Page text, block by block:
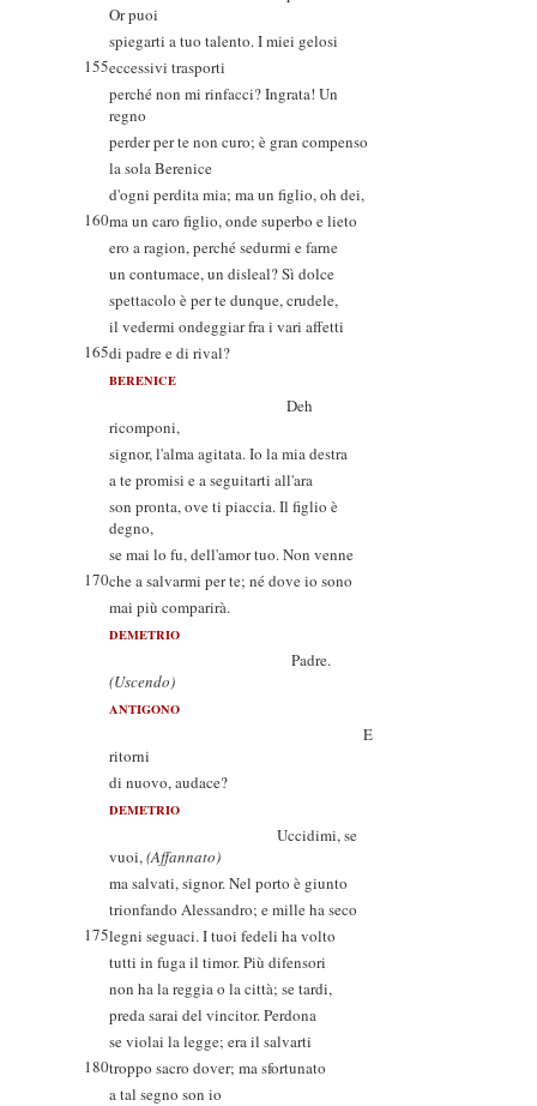
Or puoi
spiegarti a tuo talento. I miei gelosi
155eccessivi trasporti
perché non mi rinfacci? Ingrata! Un
regno
perder per te non curo; è gran compenso
la sola Berenice
d'ogni perdita mia; ma un figlio, oh dei,
160ma un caro figlio, onde superbo e lieto
ero a ragion, perché sedurmi e farne
un contumace, un disleal? Sì dolce
spettacolo è per te dunque, crudele,
il vedermi ondeggiar fra i vari affetti
165di padre e di rival?
BERENICE
Deh
ricomponi,
signor, l'alma agitata. Io la mia destra
a te promisi e a seguitarti all'ara
son pronta, ove ti piaccia. Il figlio è
degno,
se mai lo fu, dell'amor tuo. Non venne
170che a salvarmi per te; né dove io sono
mai più comparirà.
DEMETRIO
Padre.
(Uscendo)
ANTIGONO
E
ritorni
di nuovo, audace?
DEMETRIO
Uccidimi, se
vuoi,(Affannato)
ma salvati, signor. Nel porto è giunto
trionfando Alessandro; e mille ha seco
175legni seguaci. I tuoi fedeli ha volto
tutti in fuga il timor. Più difensori
non ha la reggia o la città; se tardi,
preda sarai del vincitor. Perdona
se violai la legge; era il salvarti
180troppo sacro dover; ma sfortunato
a tal segno son io